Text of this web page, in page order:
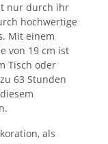
nur durch ihr
hochwertige
Mit einem
von 19 cm ist
Tisch oder
63 Stunden
als